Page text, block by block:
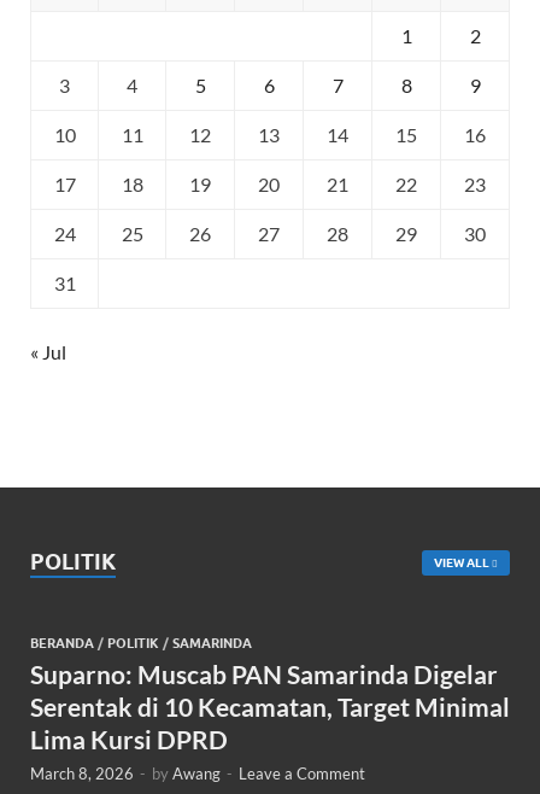
1 2
3 4 5 6 7 8 9
10 11 12 13 14 15 16
17 18 19 20 21 22 23
24 25 26 27 28 29 30
31
« Jul
POLITIK VIEW ALL
BERANDA / POLITIK / SAMARINDA
Suparno: Muscab PAN Samarinda Digelar
Serentak di 10 Kecamatan, Target Minimal
Lima Kursi DPRD
March 8, 2026 - byAwang - Leave a Comment